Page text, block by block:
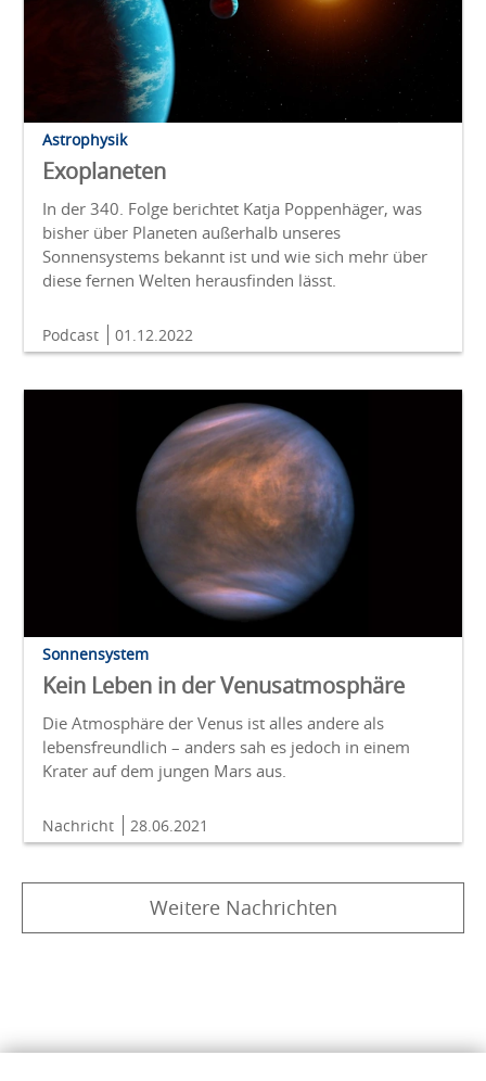
Astrophysik
Exoplaneten
In der 340. Folge berichtet Katja Poppenhäger, was
bisher über Planeten außerhalb unseres
Sonnensystems bekannt ist und wie sich mehr über
diese fernen Welten herausfinden lässt.
Podcast 01.12.2022
Sonnensystem
Kein Leben in der Venusatmosphäre
Die Atmosphäre der Venus ist alles andere als
lebensfreundlich – anders sah es jedoch in einem
Krater auf dem jungen Mars aus.
Nachricht 28.06.2021
Weitere Nachrichten